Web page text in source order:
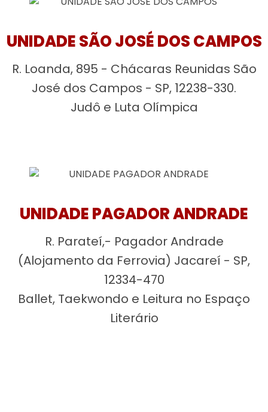
UNIDADE SÃO JOSÉ DOS CAMPOS
R. Loanda, 895 - Chácaras Reunidas São
José dos Campos - SP, 12238-330.
Judô e Luta Olímpica
UNIDADE PAGADOR ANDRADE
R. Parateí,- Pagador Andrade
(Alojamento da Ferrovia) Jacareí - SP,
12334-470
Ballet, Taekwondo e Leitura no Espaço
Literário